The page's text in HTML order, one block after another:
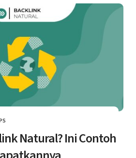
Natural? Ini Contoh